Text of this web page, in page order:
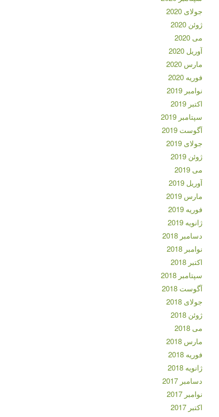
جولای 2020
ژوئن 2020
می 2020
آوریل 2020
مارس 2020
فوریه 2020
نوامبر 2019
اکتبر 2019
سپتامبر 2019
آگوست 2019
جولای 2019
ژوئن 2019
می 2019
آوریل 2019
مارس 2019
فوریه 2019
ژانویه 2019
دسامبر 2018
نوامبر 2018
اکتبر 2018
سپتامبر 2018
آگوست 2018
جولای 2018
ژوئن 2018
می 2018
مارس 2018
فوریه 2018
ژانویه 2018
دسامبر 2017
نوامبر 2017
اکتبر 2017